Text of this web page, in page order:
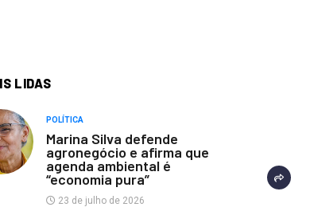
LIDAS
POLÍTICA
Marina Silva defende
agronegócio e afirma que
agenda ambiental é
“economia pura”
23 de julho de 2026